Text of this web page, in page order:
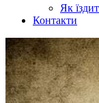
Як
Контакти